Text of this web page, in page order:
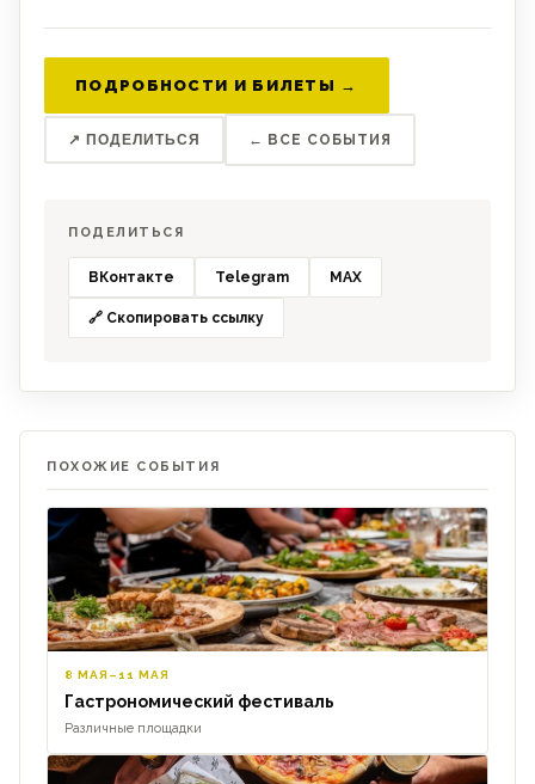
ПОДРОБНОСТИ И БИЛЕТЫ →
↗ ПОДЕЛИТЬСЯ ← ВСЕ СОБЫТИЯ
ПОДЕЛИТЬСЯ
ВКонтакте Telegram MAX
🔗 Скопировать ссылку
ПОХОЖИЕ СОБЫТИЯ
8 МАЯ–11 МАЯ
Гастрономический фестиваль
Различные площадки